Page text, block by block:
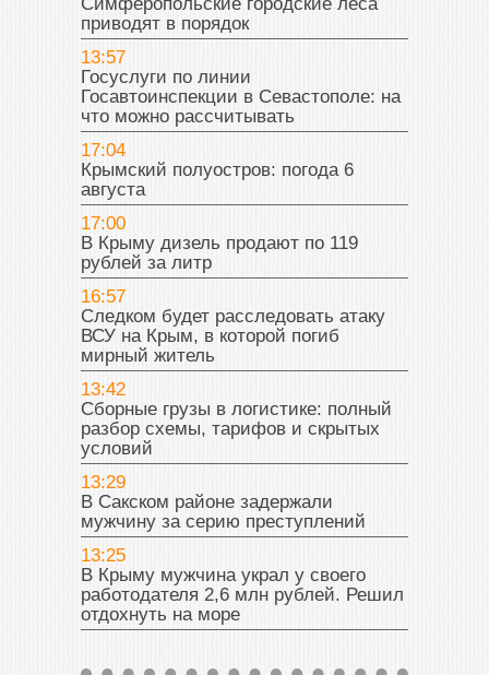
приводят в порядок
13:57
Госуслуги по линии
Госавтоинспекции в Севастополе: на
что можно рассчитывать
17:04
Крымский полуостров: погода 6
августа
17:00
В Крыму дизель продают по 119
рублей за литр
16:57
Следком будет расследовать атаку
ВСУ на Крым, в которой погиб
мирный житель
13:42
Сборные грузы в логистике: полный
разбор схемы, тарифов и скрытых
условий
13:29
В Сакском районе задержали
мужчину за серию преступлений
13:25
В Крыму мужчина украл у своего
работодателя 2,6 млн рублей. Решил
отдохнуть на море